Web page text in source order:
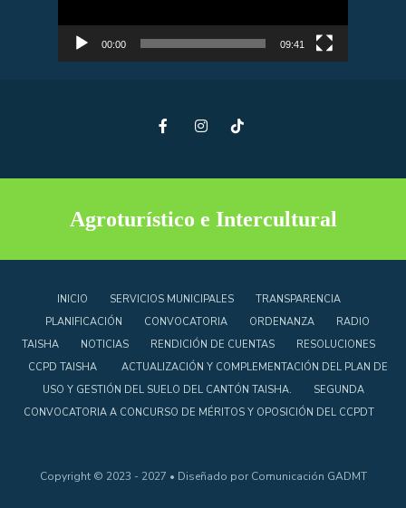
00:00 09:41
Agroturístico e Intercultural
INICIO SERVICIOS MUNICIPALES
TRANSPARENCIA
PLANIFICACIÓN
CONVOCATORIA ORDENANZA
RADIO
TAISHA
NOTICIAS RENDICIÓN DE CUENTAS
RESOLUCIONES
CCPD TAISHA
ACTUALIZACIÓN Y COMPLEMENTACIÓN DEL PLAN DE
USO Y GESTIÓN DEL SUELO DEL CANTÓN TAISHA.
SEGUNDA
CONVOCATORIA A CONCURSO DE MÉRITOS Y OPOSICIÓN DEL CCPDT
Copyright © 2023 - 2027 • Diseñado por Comunicación GADMT